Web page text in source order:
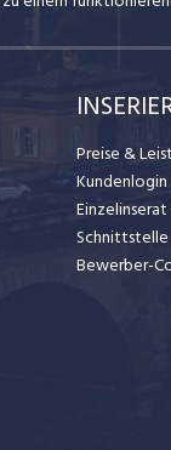
Preise &
Kundenlogin
Schnittstelle
Bewerber-